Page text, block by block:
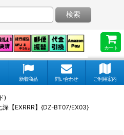
カート
検索
新着商品 問い合わせ ご利用案内
)
深【EXRRR】{DZ-BT07/EX03}